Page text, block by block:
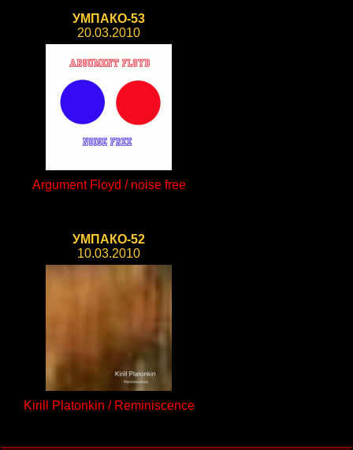
УМПАКО-53
20.03.2010
Argument Floyd / noise free
УМПАКО-52
10.03.2010
Kirill Platonkin / Reminiscence